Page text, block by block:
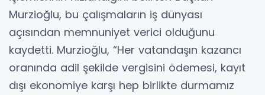
Murzioğlu, bu çalışmaların iş dünyası
açısından memnuniyet verici olduğunu
kaydetti. Murzioğlu, “Her vatandaşın kazancı
oranında adil şekilde vergisini ödemesi, kayıt
dışı ekonomiye karşı hep birlikte durmamız